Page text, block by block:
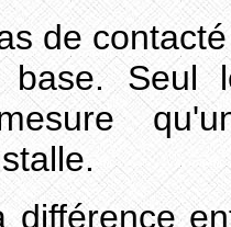
de
Seul
différence